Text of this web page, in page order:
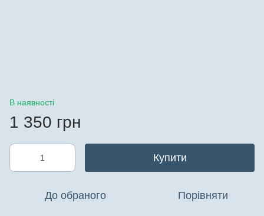
В наявності
1 350 грн
Купити
До обраного Порівняти